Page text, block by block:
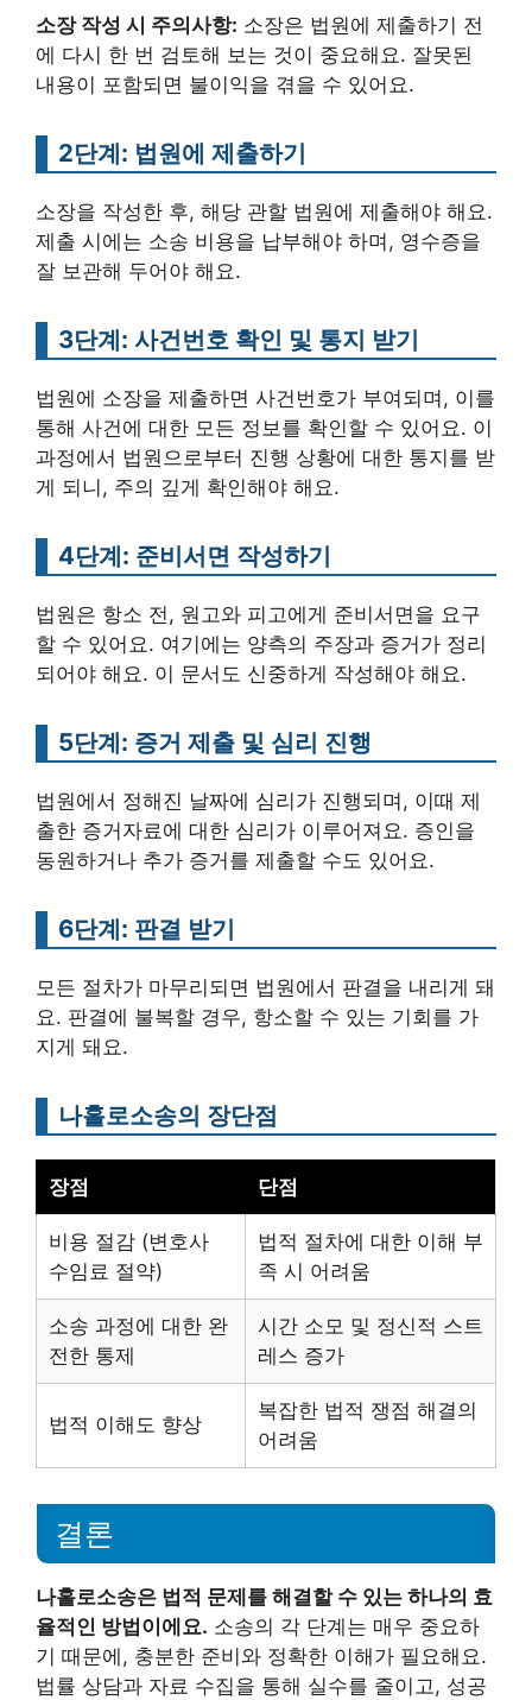
소장 작성 시 주의사항: 소장은 법원에 제출하기 전
에 다시 한 번 검토해 보는 것이 중요해요. 잘못된
내용이 포함되면 불이익을 겪을 수 있어요.
2단계: 법원에 제출하기
소장을 작성한 후, 해당 관할 법원에 제출해야 해요.
제출 시에는 소송 비용을 납부해야 하며, 영수증을
잘 보관해 두어야 해요.
3단계: 사건번호 확인 및 통지 받기
법원에 소장을 제출하면 사건번호가 부여되며, 이를
통해 사건에 대한 모든 정보를 확인할 수 있어요. 이
과정에서 법원으로부터 진행 상황에 대한 통지를 받
게 되니, 주의 깊게 확인해야 해요.
4단계: 준비서면 작성하기
법원은 항소 전, 원고와 피고에게 준비서면을 요구
할 수 있어요. 여기에는 양측의 주장과 증거가 정리
되어야 해요. 이 문서도 신중하게 작성해야 해요.
5단계: 증거 제출 및 심리 진행
법원에서 정해진 날짜에 심리가 진행되며, 이때 제
출한 증거자료에 대한 심리가 이루어져요. 증인을
동원하거나 추가 증거를 제출할 수도 있어요.
6단계: 판결 받기
모든 절차가 마무리되면 법원에서 판결을 내리게 돼
요. 판결에 불복할 경우, 항소할 수 있는 기회를 가
지게 돼요.
나홀로소송의 장단점
장점 단점
비용 절감 (변호사
수임료 절약)
법적 절차에 대한 이해 부
족 시 어려움
소송 과정에 대한 완
전한 통제
시간 소모 및 정신적 스트
레스 증가
법적 이해도 향상
복잡한 법적 쟁점 해결의
어려움
결론
나홀로소송은 법적 문제를 해결할 수 있는 하나의 효
율적인 방법이에요. 소송의 각 단계는 매우 중요하
기 때문에, 충분한 준비와 정확한 이해가 필요해요.
법률 상담과 자료 수집을 통해 실수를 줄이고, 성공